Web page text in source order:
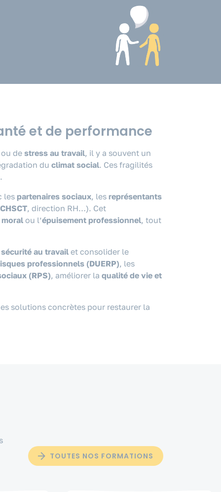
et de performance
de stress au travail, il y a souvent un
du climat social. Ces fragilités
les partenaires sociaux, les représentants
CHSCT, direction RH…). Cet
ou l’épuisement professionnel, tout
sécurité au travail et consolider le
professionnels (DUERP), les
(RPS), améliorer la qualité de vie et
solutions concrètes pour restaurer la
TOUTES NOS FORMATIONS